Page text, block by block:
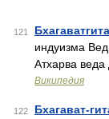
121 Бхагаватгита
индуизма
Атхарва
Википедия
122 Бхагават-